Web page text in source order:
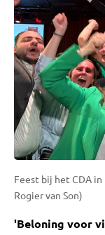
Feest bij het CDA
Rogier van Son)
'Beloning voor